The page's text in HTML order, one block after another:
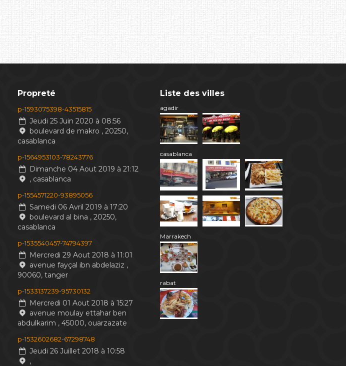
Propreté
p-1593075398-43515815
Jeudi 25 Juin 2020 à 08:56
boulevard de makro , 20250,
casablanca
p-1564953103-78243776
Dimanche 04 Aout 2019 à 21:12
, casablanca
p-1554571220-93895056
Samedi 06 Avril 2019 à 17:20
boulevard al bina , 20250,
casablanca
p-1535540457-74794397
Mercredi 29 Aout 2018 à 11:01
avenue fayçal ibn abdelaziz ,
90060, tanger
p-1533137239-95730132
Mercredi 01 Aout 2018 à 15:27
avenue moulay ettahar ben
abdulkarim , 45000, ouarzazate
p-1532602682-67298748
Jeudi 26 Juillet 2018 à 10:58
,
Liste des villes
agadir
casablanca
Marrakech
rabat